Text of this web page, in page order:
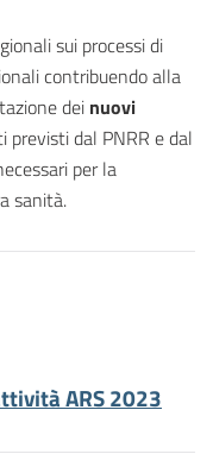
sui processi di
contribuendo alla
dei nuovi
previsti dal PNRR e dal
per la
sanità.
ARS 2023